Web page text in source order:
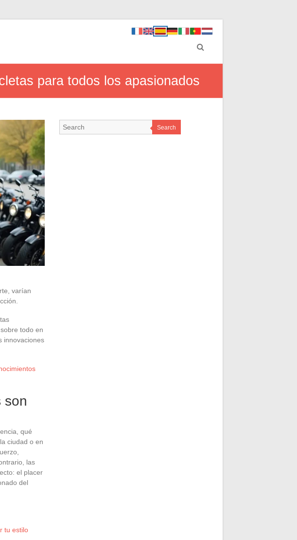
para todos los apasionados
varían
todo en
innovaciones
son
qué
ciudad o en
las
el placer
del
tu estilo
Search